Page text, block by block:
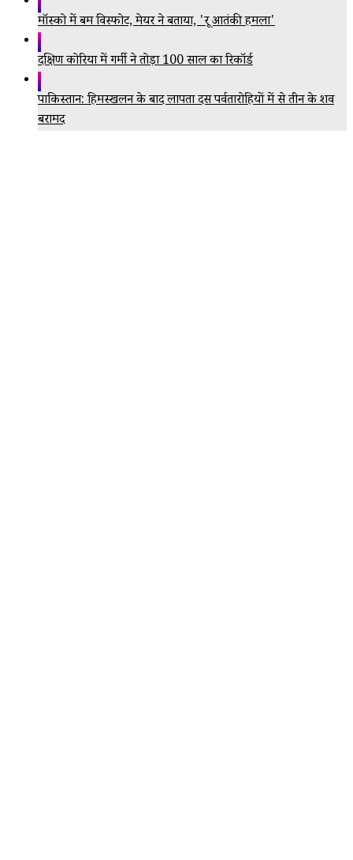
मॉस्को में बम विस्फोट, मेयर ने बताया, 'क्रूर आतंकी हमला'
दक्षिण कोरिया में गर्मी ने तोड़ा 100 साल का रिकॉर्ड
पाकिस्तान: हिमस्खलन के बाद लापता दस पर्वतारोहियों में से तीन के शव
बरामद